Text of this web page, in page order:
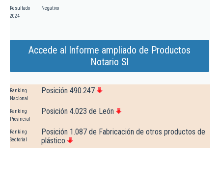
Resultado
2024
Negativo
Accede al Informe ampliado de Productos
Notario Sl
Ranking
Nacional
Posición 490.247
Ranking
Provincial
Posición 4.023 de León
Ranking
Sectorial
Posición 1.087 de Fabricación de otros productos de
plástico